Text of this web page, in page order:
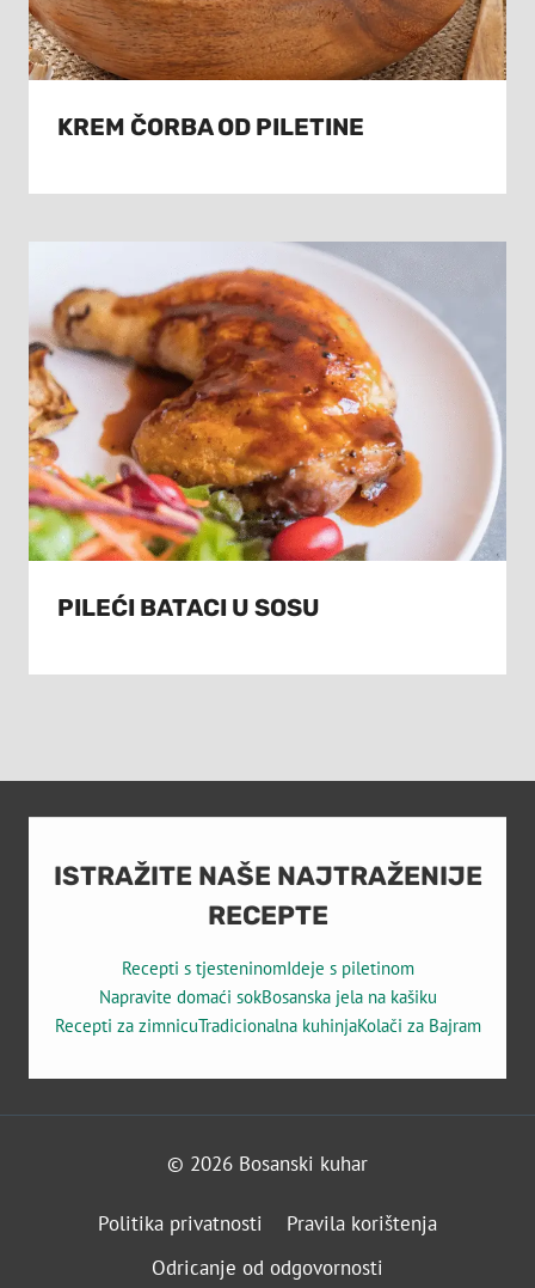
KREM ČORBA OD PILETINE
PILEĆI BATACI U SOSU
ISTRAŽITE NAŠE NAJTRAŽENIJE
RECEPTE
Recepti s tjesteninomIdeje s piletinom
Napravite domaći sokBosanska jela na kašiku
Recepti za zimnicuTradicionalna kuhinjaKolači za Bajram
© 2026 Bosanski kuhar
Politika privatnosti
Pravila korištenja
Odricanje od odgovornosti